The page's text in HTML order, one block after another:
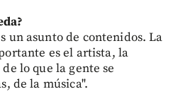
un asunto de contenidos. La
es el artista, la
lo que la gente se
de la música".